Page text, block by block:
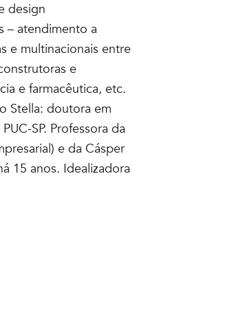
design
– atendimento a
e multinacionais entre
e
e farmacêutica, etc.
Stella: doutora em
SP. Professora da
e da Cásper
15 anos. Idealizadora